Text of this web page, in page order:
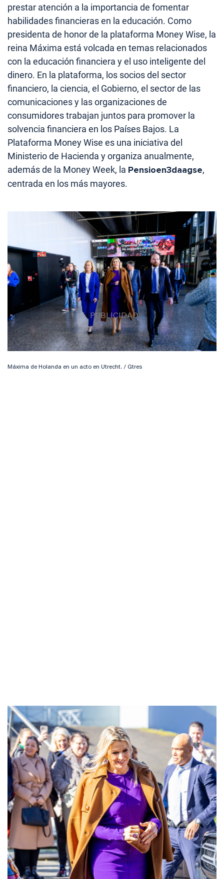
prestar atención a la importancia de fomentar
habilidades financieras en la educación. Como
presidenta de honor de la plataforma Money Wise, la
reina Máxima está volcada en temas relacionados
con la educación financiera y el uso inteligente del
dinero. En la plataforma, los socios del sector
financiero, la ciencia, el Gobierno, el sector de las
comunicaciones y las organizaciones de
consumidores trabajan juntos para promover la
solvencia financiera en los Países Bajos. La
Plataforma Money Wise es una iniciativa del
Ministerio de Hacienda y organiza anualmente,
además de la Money Week, la Pensioen3daagse,
centrada en los más mayores.
Máxima de Holanda en un acto en Utrecht. / Gtres